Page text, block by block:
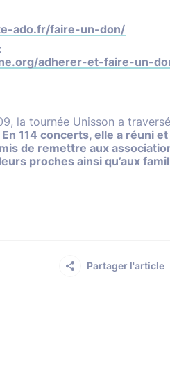
ado.fr/faire-un-don/
:
adherer-et-faire-un-
la tournée Unisson a
En 114 concerts, elle a réuni
de remettre aux
proches ainsi qu’aux
Partager l'article